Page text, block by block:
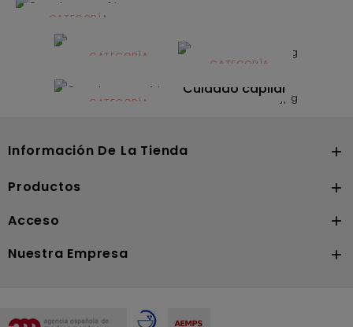
CATEGORÍA
Alimentación
infantilCATEGORÍA
Dermocosmética
CATEGORÍA
Solares
CATEGORÍA
Cuidado capilar
Información De La Tienda 
Productos 
Acceso 
Nuestra Empresa 